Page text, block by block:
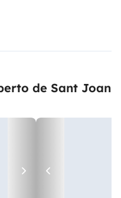
de Sant Joan